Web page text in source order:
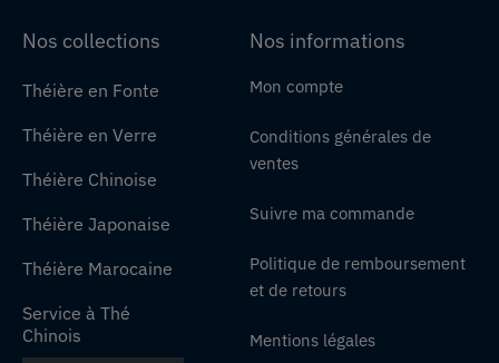
Nos collections
Théière en Fonte
Théière en Verre
Théière Chinoise
Théière Japonaise
Théière Marocaine
Service à Thé
Chinois
Nos informations
Mon compte
Conditions générales de
ventes
Suivre ma commande
Politique de remboursement
et de retours
Mentions légales